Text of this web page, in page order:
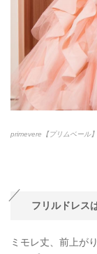
primevere【プリムベール
フリルドレス
ミモレ丈、前上が